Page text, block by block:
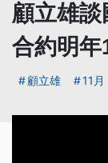
顧立雄
合約明
顧立雄 11月